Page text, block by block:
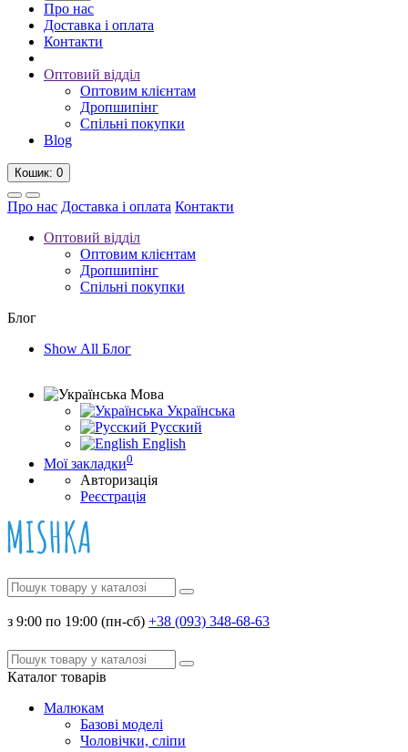
Про нас
Доставка і оплата
Контакти
Оптовий відділ
Оптовим клієнтам
Дропшипінг
Спільні покупки
Blog
Кошик: 0
Про нас Доставка і оплата Контакти
Оптовий відділ
Оптовим клієнтам
Дропшипінг
Спільні покупки
Блог
Show All Блог
Мова
Українська
Русский
English
Мої закладки0
Авторизація
Реєстрація
з 9:00 по 19:00 (пн-сб) +38 (093) 348-68-63
Каталог товарів
Малюкам
Базові моделі
Чоловічки, сліпи